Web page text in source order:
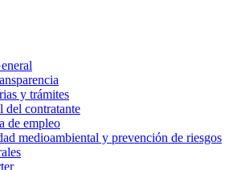
y trámites
del contratante
de empleo
medioambiental y prevención de riesgos